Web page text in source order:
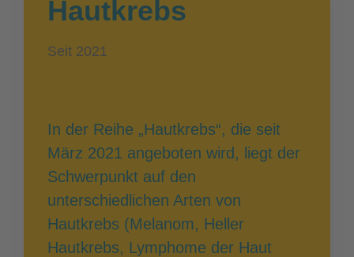
Hautkrebs
Seit 2021
In der Reihe „Hautkrebs“, die seit
März 2021 angeboten wird, liegt der
Schwerpunkt auf den
unterschiedlichen Arten von
Hautkrebs (Melanom, Heller
Hautkrebs, Lymphome der Haut